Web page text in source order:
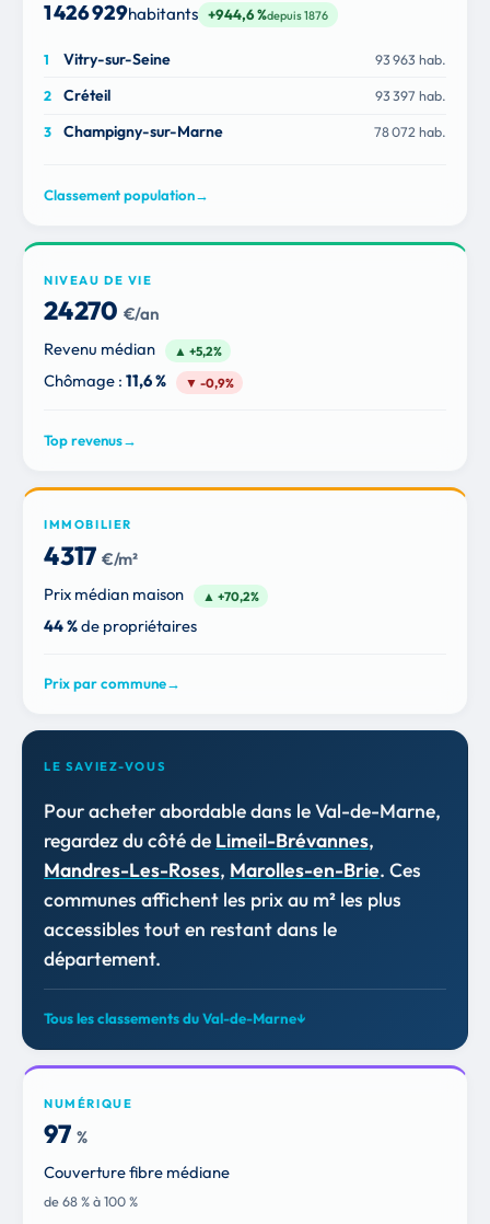
1 426 929habitants +944,6 %depuis 1876
Vitry-sur-Seine 93 963 hab.
Créteil 93 397 hab.
Champigny-sur-Marne 78 072 hab.
Classement population→
NIVEAU DE VIE
24 270 €/an
Revenu médian
▲ +5,2%
Chômage :11,6 % ▼ -0,9%
Top revenus→
IMMOBILIER
4 317 €/m²
Prix médian maison
▲ +70,2%
44 %de propriétaires
Prix par commune→
LE SAVIEZ-VOUS
Pour acheter abordable dans le Val-de-Marne,
regardez du côté de Limeil-Brévannes,
Mandres-Les-Roses, Marolles-en-Brie. Ces
communes affichent les prix au m² les plus
accessibles tout en restant dans le
département.
Tous les classements du Val-de-Marne↓
NUMÉRIQUE
97 %
Couverture fibre médiane
de 68 % à 100 %